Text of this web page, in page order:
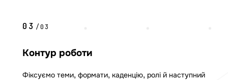
03 /03
Контур роботи
Фіксуємо теми, формати, каденцію, ролі й наступний